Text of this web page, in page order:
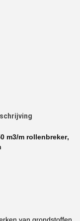
m3/m rollenbreker,